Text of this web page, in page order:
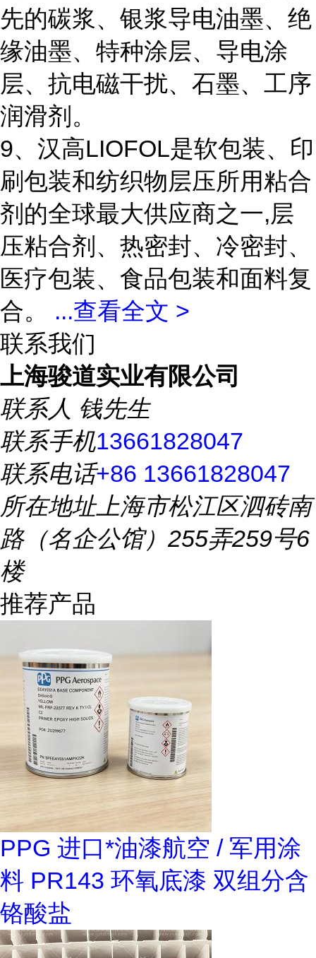
先的碳浆、银浆导电油墨、绝
缘油墨、特种涂层、导电涂
层、抗电磁干扰、石墨、工序
润滑剂。
9、汉高LIOFOL是软包装、印
刷包装和纺织物层压所用粘合
剂的全球最大供应商之一,层
压粘合剂、热密封、冷密封、
医疗包装、食品包装和面料复
合。 ...查看全文 >
联系我们
上海骏道实业有限公司
联系人 钱先生
联系手机13661828047
联系电话+86 13661828047
所在地址上海市松江区泗砖南
路（名企公馆）255弄259号6
楼
推荐产品
PPG 进口*油漆航空 / 军用涂
料 PR143 环氧底漆 双组分含
铬酸盐